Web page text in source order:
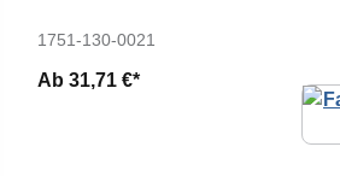
1751-130-0021
Ab 31,71 €*